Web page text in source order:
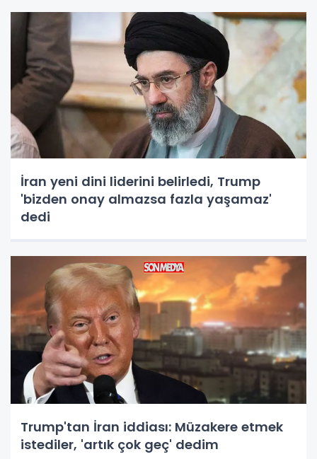
İran yeni dini liderini belirledi, Trump
'bizden onay almazsa fazla yaşamaz'
dedi
Trump'tan İran iddiası: Müzakere etmek
istediler, 'artık çok geç' dedim